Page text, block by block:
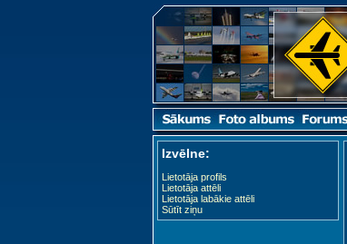
Izvēlne:
Lietotāja profils
Lietotāja attēli
Lietotāja labākie attēli
Sūtīt ziņu